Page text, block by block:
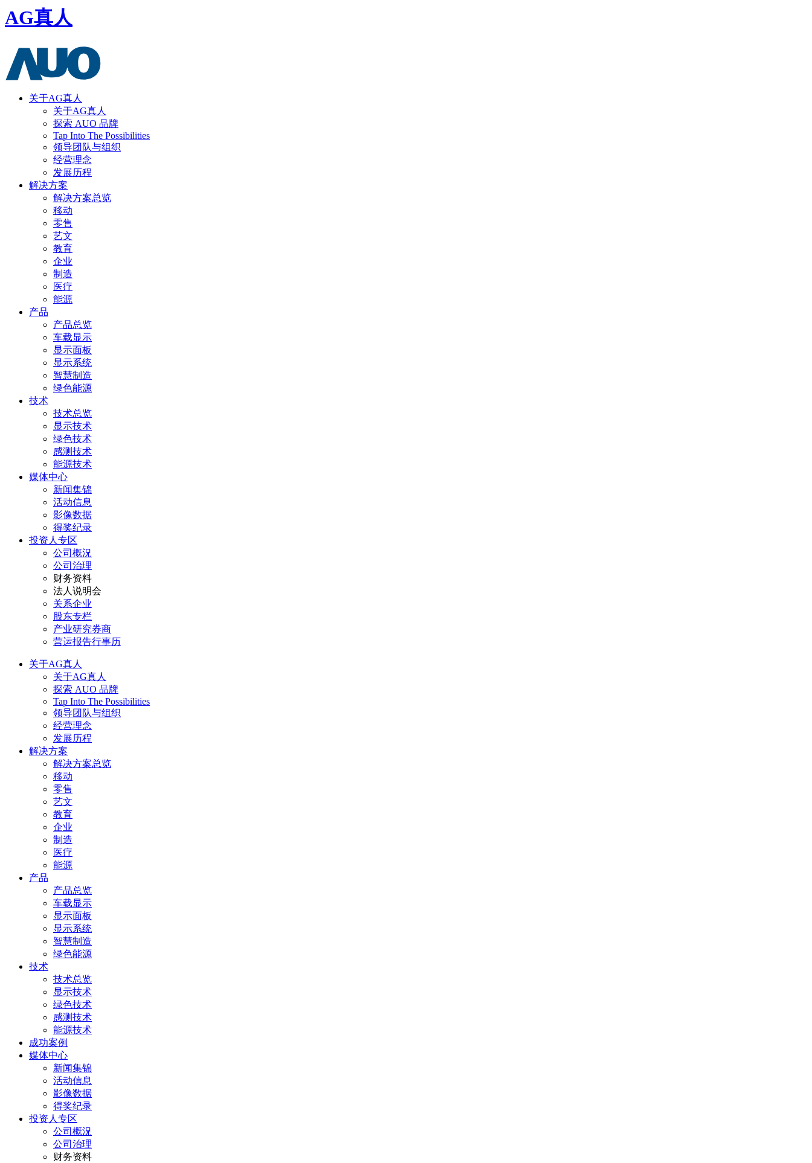
AG真人
关于AG真人
关于AG真人
探索 AUO 品牌
Tap Into The Possibilities
领导团队与组织
经营理念
发展历程
解决方案
解决方案总览
移动
零售
艺文
教育
企业
制造
医疗
能源
产品
产品总览
车载显示
显示面板
显示系统
智慧制造
绿色能源
技术
技术总览
显示技术
绿色技术
感测技术
能源技术
媒体中心
新闻集锦
活动信息
影像数据
得奖纪录
投资人专区
公司概況
公司治理
财务资料
法人说明会
关系企业
股东专栏
产业研究券商
营运报告行事历
关于AG真人
关于AG真人
探索 AUO 品牌
Tap Into The Possibilities
领导团队与组织
经营理念
发展历程
解决方案
解决方案总览
移动
零售
艺文
教育
企业
制造
医疗
能源
产品
产品总览
车载显示
显示面板
显示系统
智慧制造
绿色能源
技术
技术总览
显示技术
绿色技术
感测技术
能源技术
成功案例
媒体中心
新闻集锦
活动信息
影像数据
得奖纪录
投资人专区
公司概況
公司治理
财务资料